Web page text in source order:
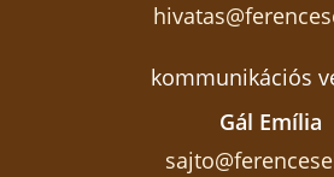
kommunikációs
Gál Emília